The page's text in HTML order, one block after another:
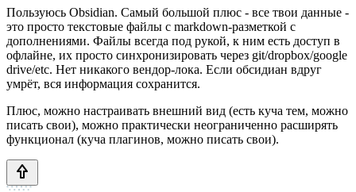
Пользуюсь Obsidian. Самый большой плюс - все твои данные -
это просто текстовые файлы с markdown-разметкой с
дополнениями. Файлы всегда под рукой, к ним есть доступ в
офлайне, их просто синхронизировать через git/dropbox/google
drive/etc. Нет никакого вендор-лока. Если обсидиан вдруг
умрёт, вся информация сохранится.
Плюс, можно настраивать внешний вид (есть куча тем, можно
писать свои), можно практически неограниченно расширять
функционал (куча плагинов, можно писать свои).